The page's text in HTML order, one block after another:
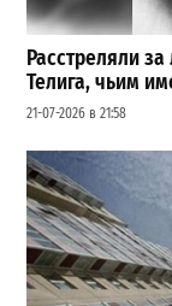
Расстреляли
Телига, чьим
21-07-2026 в 21:58